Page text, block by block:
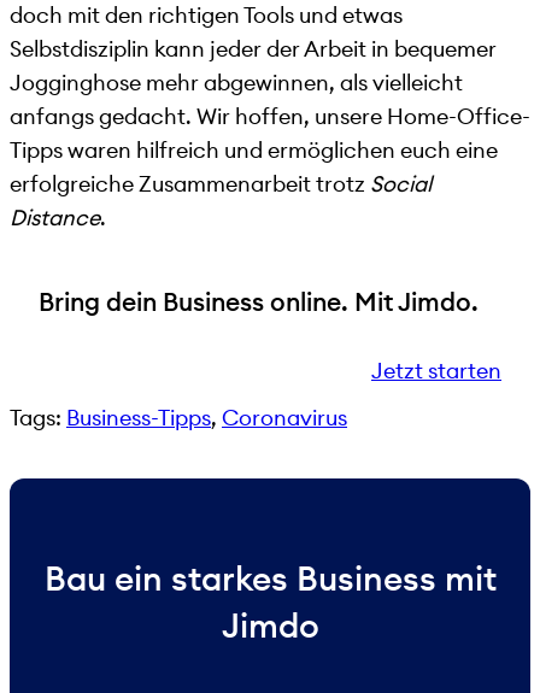
doch mit den richtigen Tools und etwas
Selbstdisziplin kann jeder der Arbeit in bequemer
Jogginghose mehr abgewinnen, als vielleicht
anfangs gedacht. Wir hoffen, unsere Home-Office-
Tipps waren hilfreich und ermöglichen euch eine
erfolgreiche Zusammenarbeit trotz Social
Distance.
Bring dein Business online. Mit Jimdo.
Jetzt starten
Tags: Business-Tipps, Coronavirus
Bau ein starkes Business mit
Jimdo